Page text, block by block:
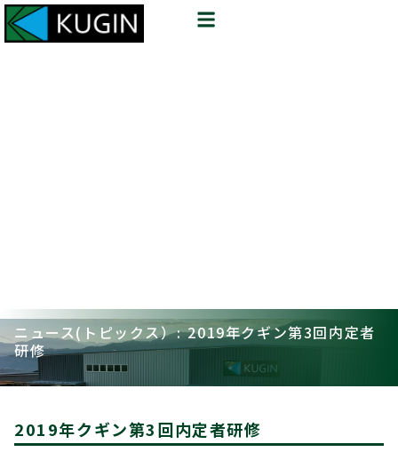
ニュース(トピックス）: 2019年クギン第3回内定者
研修
2019年クギン第3回内定者研修